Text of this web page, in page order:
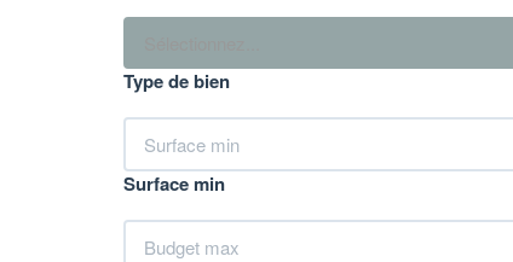
Type de bien
Surface min